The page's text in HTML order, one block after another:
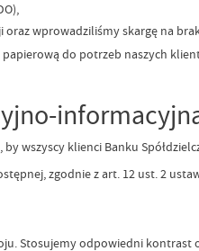
oraz wprowadziliśmy skargę na
do potrzeb naszych
wszyscy klienci Banku
zgodnie z art. 12 ust. 2
Stosujemy odpowiedni